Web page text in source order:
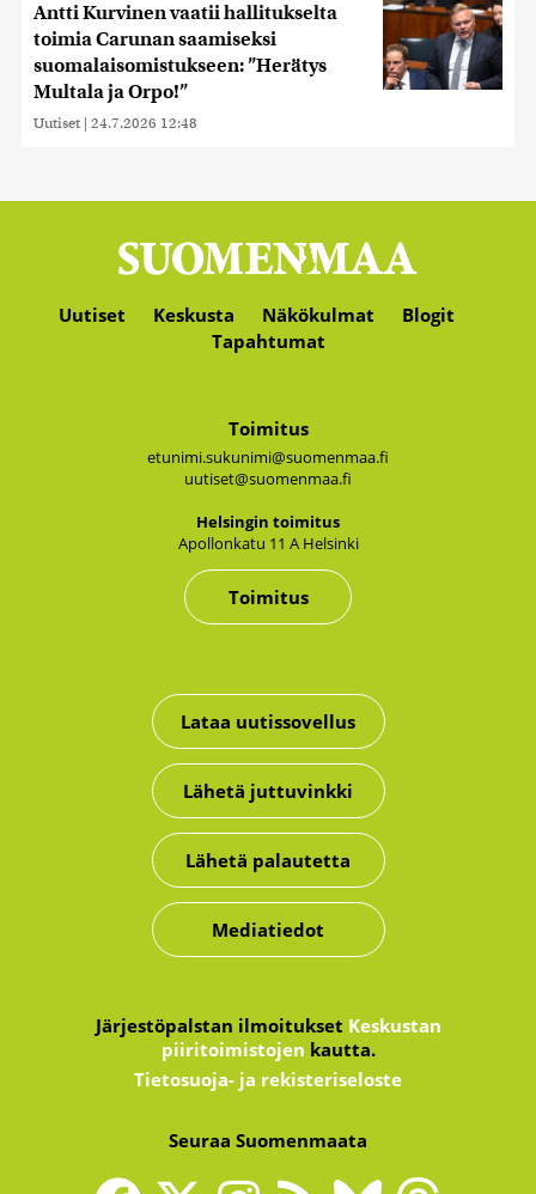
Antti Kurvinen vaatii hallitukselta
toimia Carunan saamiseksi
suomalaisomistukseen: ”Herätys
Multala ja Orpo!”
Uutiset | 24.7.2026 12:48
Uutiset Keskusta Näkökulmat
Blogit
Tapahtumat
Toimitus
etunimi.sukunimi@suomenmaa.fi
uutiset@suomenmaa.fi
Hel­sin­gin toi­mi­tus
Apol­lon­ka­tu 11 A Hel­sin­ki
Toimitus
Lataa uutissovellus
Lähetä juttuvinkki
Lähetä palautetta
Mediatiedot
Järjestöpalstan ilmoitukset Keskustan
piiritoimistojen kautta.
Tietosuoja- ja rekisteriseloste
Seuraa Suomenmaata